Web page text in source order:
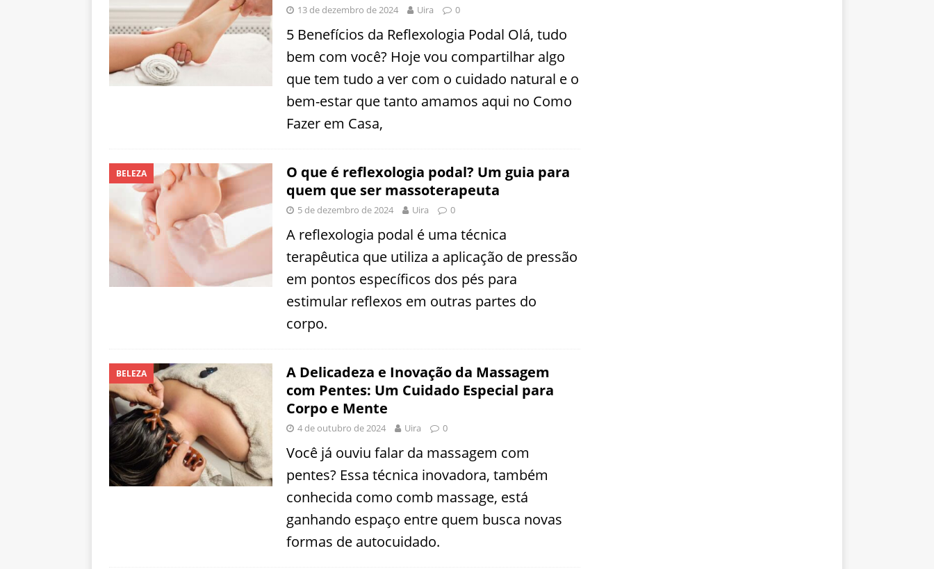
13 de dezembro de 2024 Uira 0
5 Benefícios da Reflexologia Podal Olá, tudo
bem com você? Hoje vou compartilhar algo
que tem tudo a ver com o cuidado natural e o
bem-estar que tanto amamos aqui no Como
Fazer em Casa,
BELEZA
O que é reflexologia podal? Um guia para
quem que ser massoterapeuta
5 de dezembro de 2024 Uira 0
A reflexologia podal é uma técnica
terapêutica que utiliza a aplicação de pressão
em pontos específicos dos pés para
estimular reflexos em outras partes do
corpo.
BELEZA
A Delicadeza e Inovação da Massagem
com Pentes: Um Cuidado Especial para
Corpo e Mente
4 de outubro de 2024 Uira 0
Você já ouviu falar da massagem com
pentes? Essa técnica inovadora, também
conhecida como comb massage, está
ganhando espaço entre quem busca novas
formas de autocuidado.